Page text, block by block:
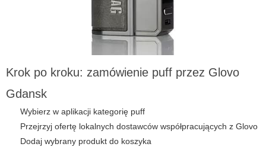
Krok po kroku: zamówienie puff przez Glovo
Gdansk
Wybierz w aplikacji kategorię puff
Przejrzyj ofertę lokalnych dostawców współpracujących z Glovo
Dodaj wybrany produkt do koszyka